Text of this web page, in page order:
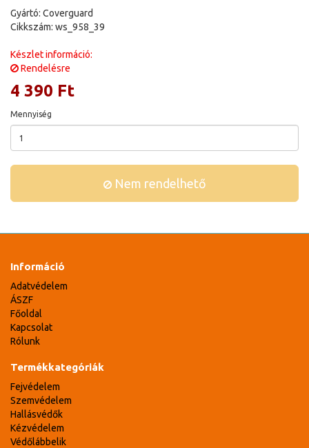
Gyártó: Coverguard
Cikkszám: ws_958_39
Készlet információ:
Rendelésre
4 390 Ft
Mennyiség
Nem rendelhető
Információ
Adatvédelem
ÁSZF
Főoldal
Kapcsolat
Rólunk
Termékkategóriák
Fejvédelem
Szemvédelem
Hallásvédők
Kézvédelem
Védőlábbelik